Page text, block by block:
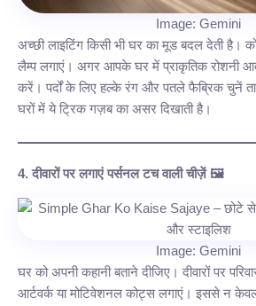
Image: Gemini
अच्छी लाइटिंग किसी भी घर का मूड बदल देती है।
लैम्प लगाएं। अगर आपके घर में प्राकृतिक रोशनी
करें। पर्दों के लिए हल्के रंग और पतले फैब्रिक चुनें
घरों में ये ट्रिक गज़ब का असर दिखाती है।
4. दीवारों पर लगाएं पर्सनल टच वाली चीज़ें 🖼️
Image: Gemini
घर को अपनी कहानी बताने दीजिए। दीवारों पर
आर्टवर्क या मोटिवेशनल कोट्स लगाएं। इससे न केवल